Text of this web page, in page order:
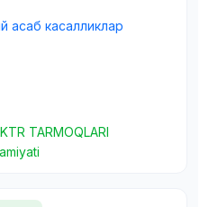
асаб касалликлар
TARMOQLARI